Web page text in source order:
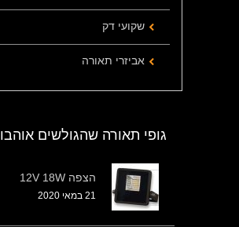
שקועי דק
אביזרי תאורה
גופי תאורה שהגולשים אוהבו
הצפה 12V 18W
21 במאי 2020